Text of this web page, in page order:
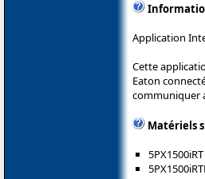
Application
Cette
Eaton
communiquer
Matériels
5PX1500iRT